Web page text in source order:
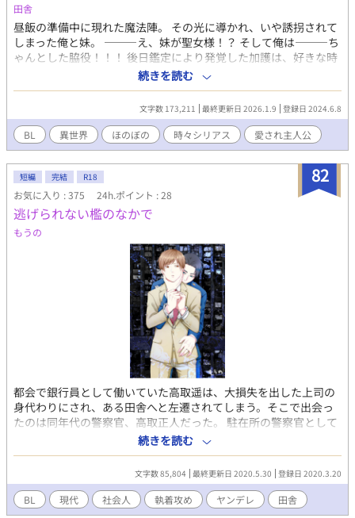
田舎
昼飯の準備中に現れた魔法陣。 その光に導かれ、いや誘拐されて
しまった俺と妹。 ―――え、妹が聖女様！？ そして俺は―――ち
ゃんとした脇役！！！ 後日鑑定により発覚した加護は、好きな時
に好きなだけ砂糖と塩を生成できるもので…？？ 異世界、聖女
様、騎士、調味料体質の俺！！ 魔法適正のない脇役が砂糖と塩で
どうにか異世界を生きるBL． 2章 ※3章の開幕にむけて加筆修正
中 いったん非公開とさせて頂きます。 現在R18は保険扱い
続きを読む
文字数 173,211 最終更新日 2026.1.9 登録日 2024.6.8
BL 異世界 ほのぼの 時々シリアス 愛され主人公
82
短編 完結 R18
お気に入り : 375 24h.ポイント : 28
逃げられない檻のなかで
もうの
都会で銀行員として働いていた高取遥は、大損失を出した上司の
身代わりにされ、ある田舎へと左遷されてしまう。そこで出会っ
たのは同年代の警察官、高取正人だった。 駐在所の警察官として
働いていた正人と遥は次第に仲良くなっていくが、ある日遥に連
絡が来て… 駐在所の警察官×左遷されたサラリーマンの話です。
攻に外堀をガンガンと埋められていきます。 受に女性経験がある
表現があります。苦手な方はご注意ください。 ※はR指定部分で
す。
続きを読む
文字数 85,804 最終更新日 2020.5.30 登録日 2020.3.20
BL 現代 社会人 執着攻め ヤンデレ 田舎